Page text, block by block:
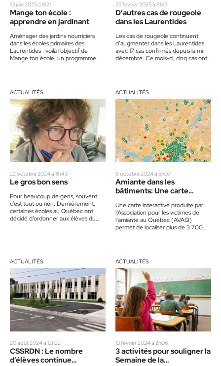
10 juin 2025 à 1h21
Mange ton école :
apprendre en jardinant
Aménager des jardins nourriciers
dans les écoles primaires des
Laurentides : voilà l’objectif de
Mange ton école, un programme
25 février 2025 à 8h13
D’autres cas de rougeole
dans les Laurentides
Les cas de rougeole continuent
d’augmenter dans les Laurentides
avec 17 cas confirmés depuis la mi-
décembre. Ce mois-ci, cinq cas ont
ACTUALITÉS
22 octobre 2024 à 11h43
Le gros bon sens
Pour beaucoup de gens, souvent
c’est tout ou rien. Dernièrement,
certaines écoles au Québec ont
décidé d’ordonner aux élèves du
ACTUALITÉS
8 octobre 2024 à 5h07
Amiante dans les
bâtiments: Une carte
prévention
Une carte interactive produite par
l’Association pour les victimes de
l’amiante au Québec (AVAQ)
permet de localiser plus de 3 700
ACTUALITÉS
20 août 2024 à 12h22
CSSRDN : Le nombre
d’élèves continue
ACTUALITÉS
13 février 2024 à 2h06
3 activités pour souligner la
Semaine de la